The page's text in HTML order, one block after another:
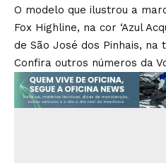
O modelo que ilustrou a
Fox Highline, na cor ‘Azul
de São José dos Pinhais, na
Confira outros números da